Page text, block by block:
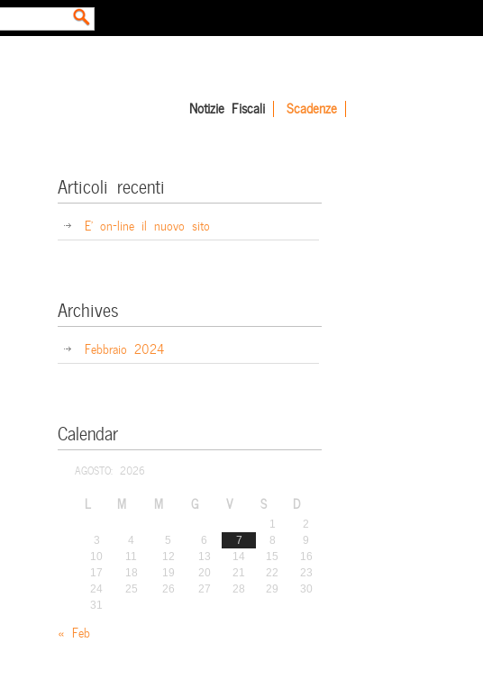
Notizie Fiscali Scadenze
Articoli recenti
E’ on-line il nuovo sito
Archives
Febbraio 2024
Calendar
AGOSTO: 2026
L M M G V S D
1
2
3
4 5 6 7 8
9
10
11 12 13 14 15
16
17
18 19 20 21 22
23
24
25 26 27 28 29
30
31
« Feb